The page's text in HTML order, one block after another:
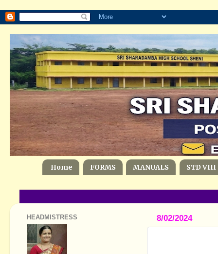
Home FORMS MANUALS STD VIII
8/02/2024
HEADMISTRESS